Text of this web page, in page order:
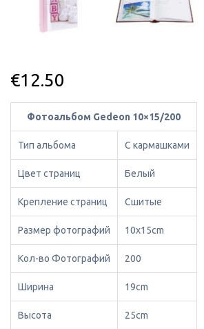
€12.50
Фотоальбом Gedeon 10×15/200
Тип альбома С кармашками
Цвет страниц Белый
Крепление страниц Сшитые
Размер фотографий 10x15cm
Кол-во Фотографий 200
Ширина 19cm
Высота 25cm